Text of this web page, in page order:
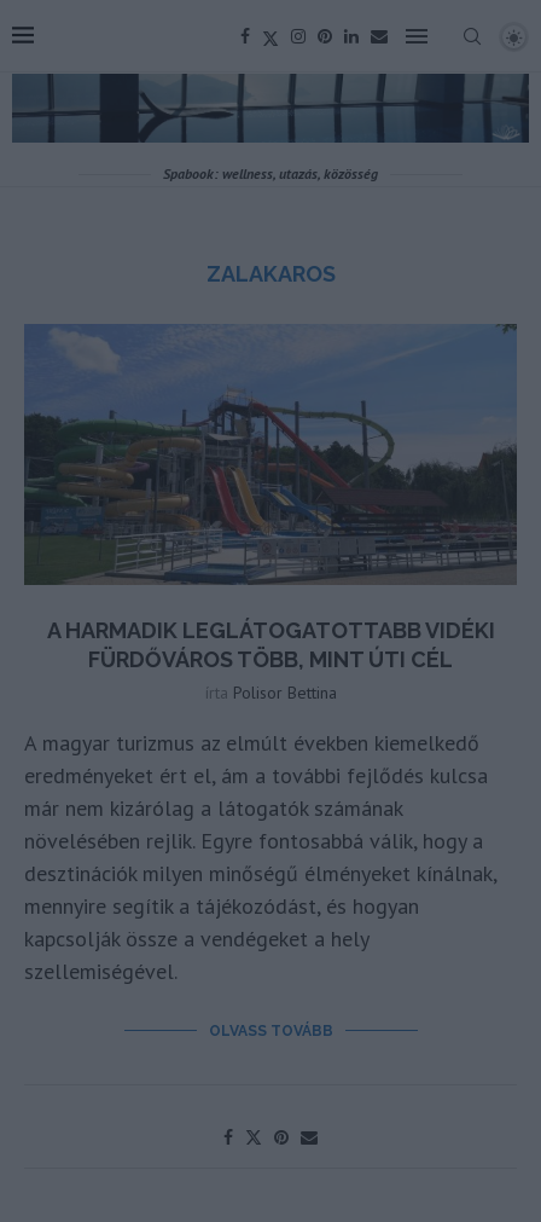
Spabook: wellness, utazás, közösség
ZALAKAROS
A HARMADIK LEGLÁTOGATOTTABB VIDÉKI
FÜRDŐVÁROS TÖBB, MINT ÚTI CÉL
írta Polisor Bettina
A magyar turizmus az elmúlt években kiemelkedő
eredményeket ért el, ám a további fejlődés kulcsa
már nem kizárólag a látogatók számának
növelésében rejlik. Egyre fontosabbá válik, hogy a
desztinációk milyen minőségű élményeket kínálnak,
mennyire segítik a tájékozódást, és hogyan
kapcsolják össze a vendégeket a hely
szellemiségével.
OLVASS TOVÁBB